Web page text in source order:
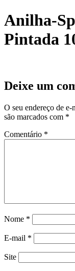
Anilha-
Pintada
Deixe um
O seu endereço de
são marcados com *
Comentário *
Nome *
E-mail *
Site